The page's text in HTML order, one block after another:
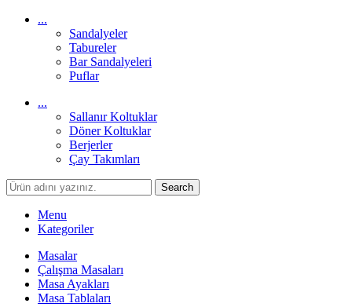
...
Sandalyeler
Tabureler
Bar Sandalyeleri
Puflar
...
Sallanır Koltuklar
Döner Koltuklar
Berjerler
Çay Takımları
Search
Menu
Kategoriler
Masalar
Çalışma Masaları
Masa Ayakları
Masa Tablaları